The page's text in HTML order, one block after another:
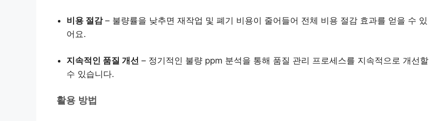
비용 절감– 불량률을 낮추면 재작업 및 폐기 비용이 줄어들어 전체 비용 절감 효과를 얻을 수 있
어요.
지속적인 품질 개선 – 정기적인 불량 ppm 분석을 통해 품질 관리 프로세스를 지속적으로 개선할
수 있습니다.
활용 방법